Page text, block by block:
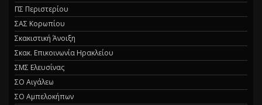
ΠΣ Περιστερίου
ΣΑΣ Κορωπίου
Σκακιστική Άνοιξη
Σκακ. Επικοινωνία Ηρακλείου
ΣΜΣ Ελευσίνας
ΣΟ Αιγάλεω
ΣΟ Αμπελοκήπων